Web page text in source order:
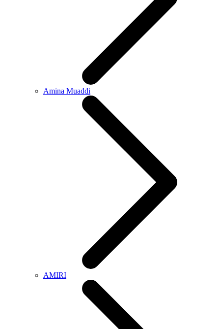
Amina Muaddi
AMIRI